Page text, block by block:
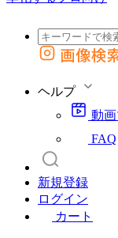
外部サイトの商
画像検
ヘルプ
動
FAQ
新規登録
ログイン
カート